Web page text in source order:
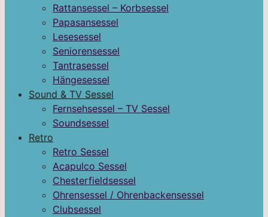
Rattansessel – Korbsessel
Papasansessel
Lesesessel
Seniorensessel
Tantrasessel
Hängesessel
Sound & TV Sessel
Fernsehsessel – TV Sessel
Soundsessel
Retro
Retro Sessel
Acapulco Sessel
Chesterfieldsessel
Ohrensessel / Ohrenbackensessel
Clubsessel